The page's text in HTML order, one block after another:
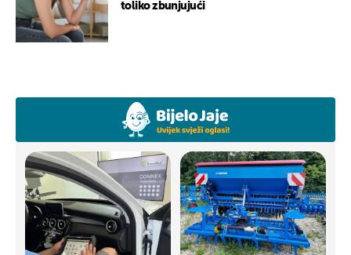
toliko zbunjujući